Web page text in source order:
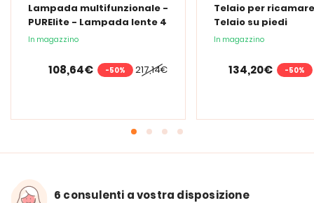
Lampada multifunzionale -
PURElite - Lampada lente 4
in 1
In magazzino
217,14€
108,64€ -50%
Telaio per
Telaio su piedi
In magazzino
134,20€ -50%
6 consulenti a vostra disposizione